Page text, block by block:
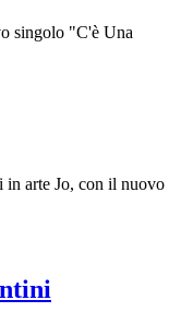
singolo "C'è Una
in arte Jo, con il nuovo